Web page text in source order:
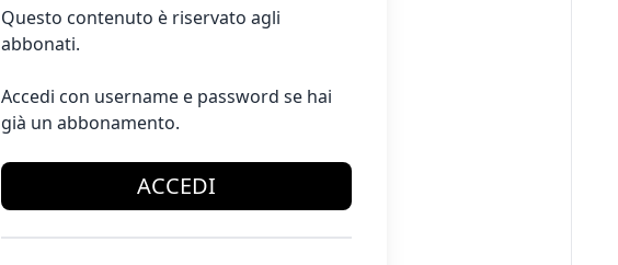
Questo contenuto è riservato agli
abbonati.
Accedi con username e password se hai
già un abbonamento.
ACCEDI